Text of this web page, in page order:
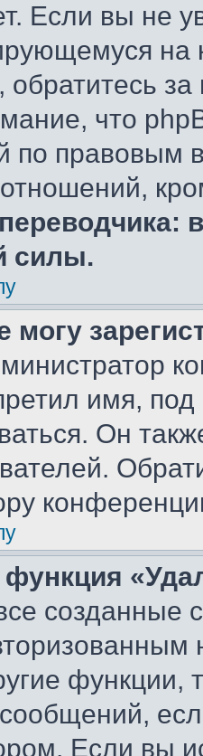
Если вы не
что
по правовым
силы.
могу
имя,
Он
функция
созданные
функции,
Если вы